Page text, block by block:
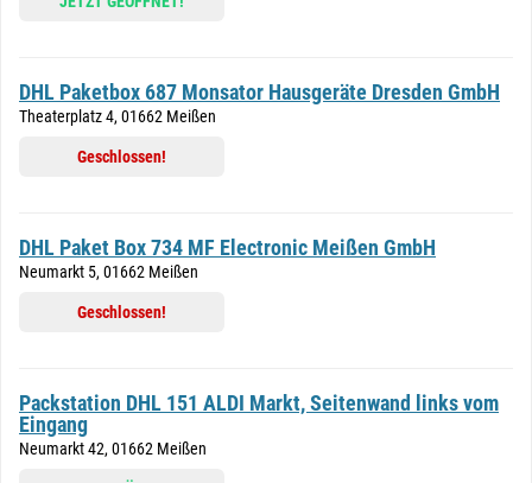
DHL Paketbox 687 Monsator Hausgeräte Dresden GmbH
Theaterplatz 4, 01662 Meißen
Geschlossen!
DHL Paket Box 734 MF Electronic Meißen GmbH
Neumarkt 5, 01662 Meißen
Geschlossen!
Packstation DHL 151 ALDI Markt, Seitenwand links vom
Eingang
Neumarkt 42, 01662 Meißen